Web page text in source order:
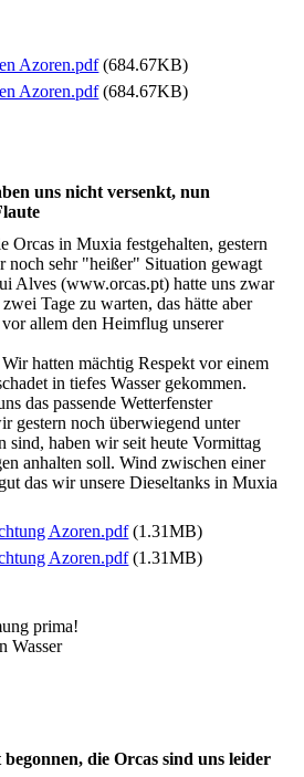
Azoren.pdf(684.67KB)
Azoren.pdf(684.67KB)
uns nicht versenkt, nun
Orcas in Muxia festgehalten, gestern
noch sehr "heißer" Situation gewagt
Alves (www.orcas.pt) hatte uns zwar
Tage zu warten, das hätte aber
allem den Heimflug unserer
hatten mächtig Respekt vor einem
in tiefes Wasser gekommen.
das passende Wetterfenster
gestern noch überwiegend unter
sind, haben wir seit heute Vormittag
anhalten soll. Wind zwischen einer
das wir unsere Dieseltanks in Muxia
Azoren.pdf(1.31MB)
Azoren.pdf(1.31MB)
prima!
Wasser
die Orcas sind uns leider